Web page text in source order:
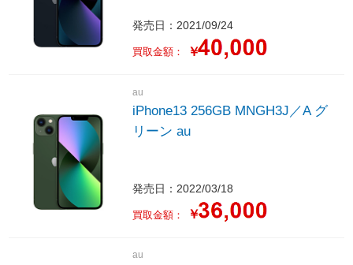
発売日：2021/09/24
買取金額： ￥
au
iPhone13 256GB MNGH3J／A グ
リーン au
発売日：2022/03/18
買取金額： ￥
au